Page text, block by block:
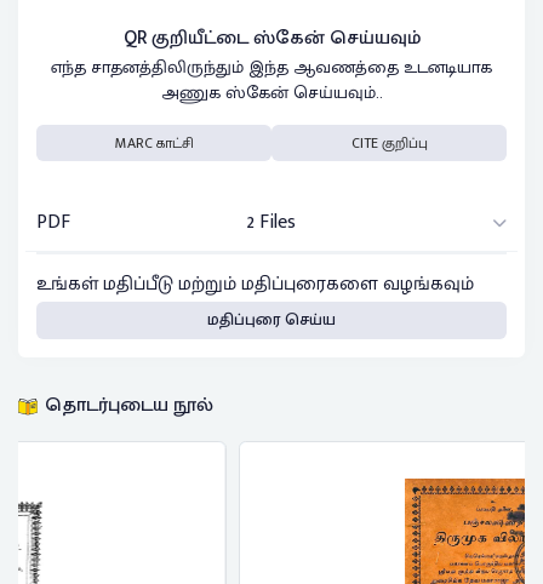
QR குறியீட்டை ஸ்கேன் செய்யவும்
எந்த சாதனத்திலிருந்தும் இந்த ஆவணத்தை உடனடியாக
அணுக ஸ்கேன் செய்யவும்..
MARC காட்சி CITE குறிப்பு
PDF
2 Files
உங்கள் மதிப்பீடு மற்றும் மதிப்புரைகளை வழங்கவும்
மதிப்புரை செய்ய
தொடர்புடைய நூல்